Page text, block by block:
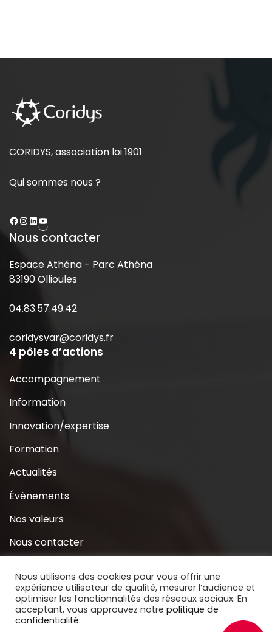
CORIDYS, association loi 1901
Qui sommes nous ?
Nous contacter
Espace Athéna - Parc Athéna
83190 Ollioules
04.83.57.49.42
coridysvar@coridys.fr
4 pôles d’actions
Accompagnement
Information
Innovation/expertise
Formation
Actualités
Évènements
Nos valeurs
Nous contacter
S’inscrire à la Newsletter
Nous soutenir
Nous utilisons des cookies pour vous offrir une
expérience utilisateur de qualité, mesurer l’audience et
optimiser les fonctionnalités des réseaux sociaux. En
acceptant, vous approuvez notre politique de
confidentialité.